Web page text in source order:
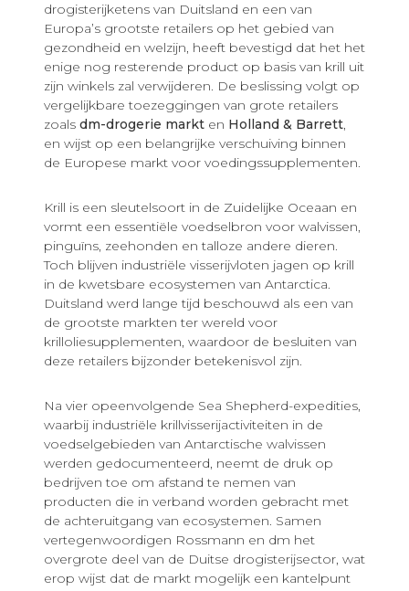
drogisterijketens van Duitsland en een van
Europa’s grootste retailers op het gebied van
gezondheid en welzijn, heeft bevestigd dat het het
enige nog resterende product op basis van krill uit
zijn winkels zal verwijderen. De beslissing volgt op
vergelijkbare toezeggingen van grote retailers
zoals dm-drogerie markt en Holland & Barrett,
en wijst op een belangrijke verschuiving binnen
de Europese markt voor voedingssupplementen.
Krill is een sleutelsoort in de Zuidelijke Oceaan en
vormt een essentiële voedselbron voor walvissen,
pinguïns, zeehonden en talloze andere dieren.
Toch blijven industriële visserijvloten jagen op krill
in de kwetsbare ecosystemen van Antarctica.
Duitsland werd lange tijd beschouwd als een van
de grootste markten ter wereld voor
krilloliesupplementen, waardoor de besluiten van
deze retailers bijzonder betekenisvol zijn.
Na vier opeenvolgende Sea Shepherd-expedities,
waarbij industriële krillvisserijactiviteiten in de
voedselgebieden van Antarctische walvissen
werden gedocumenteerd, neemt de druk op
bedrijven toe om afstand te nemen van
producten die in verband worden gebracht met
de achteruitgang van ecosystemen. Samen
vertegenwoordigen Rossmann en dm het
overgrote deel van de Duitse drogisterijsector, wat
erop wijst dat de markt mogelijk een kantelpunt